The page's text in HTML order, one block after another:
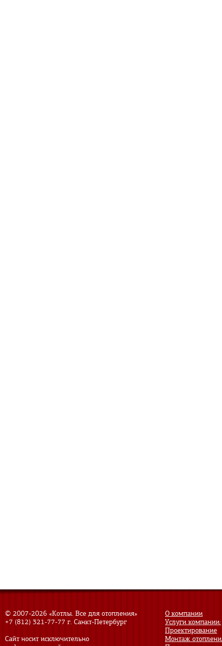
© 2007-2026 «Котлы. Все для отопления»
+7 (812) 321-77-77 г. Санкт-Петербург
Сайт носит исключительно
О компании
Услуги компании:
Проектирование
Монтаж